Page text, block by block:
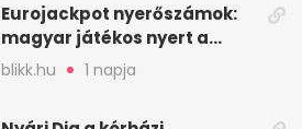
Eurojackpot nyerőszámok:
magyar játékos nyert a
2026. augusztus 4-i húzáson
blikk.hu 1 napja